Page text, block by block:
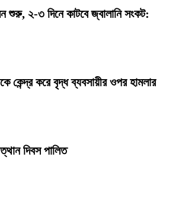
শুরু, ২-৩ দিনে কাটবে জ্বালানি সংকট:
কেন্দ্র করে বৃদ্ধ ব্যবসায়ীর ওপর হামলার
দিবস পালিত